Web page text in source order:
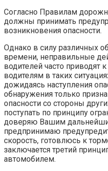
Согласно Правилам
должны принимать
возникновения опасности.
Однако в силу различных
времени, неправильные
водителей часто приводят
водителям в таких
дожидаясь наступления
обнаружения только
опасности со стороны
поступать по принципу
доверяю Вашим
предпринимаю
скорость, готовлюсь к
заключается третий
автомобилем.